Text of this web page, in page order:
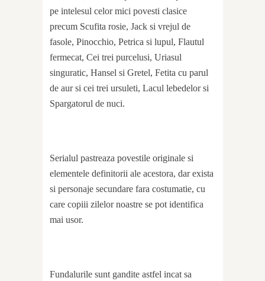
pe intelesul celor mici povesti clasice
precum Scufita rosie, Jack si vrejul de
fasole, Pinocchio, Petrica si lupul, Flautul
fermecat, Cei trei purcelusi, Uriasul
singuratic, Hansel si Gretel, Fetita cu parul
de aur si cei trei ursuleti, Lacul lebedelor si
Spargatorul de nuci.
Serialul pastreaza povestile originale si
elementele definitorii ale acestora, dar exista
si personaje secundare fara costumatie, cu
care copiii zilelor noastre se pot identifica
mai usor.
Fundalurile sunt gandite astfel incat sa